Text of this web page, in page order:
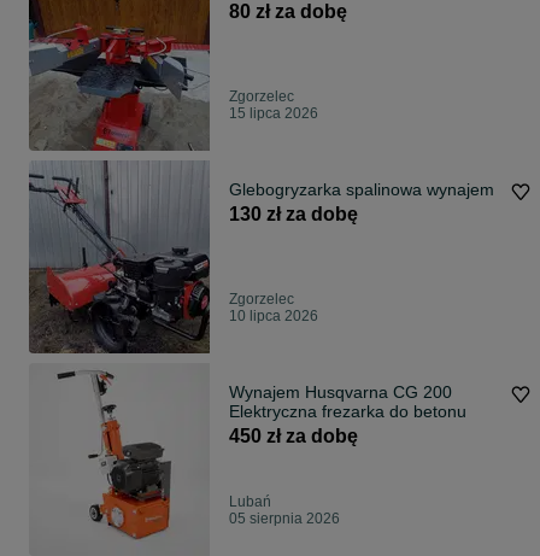
80 zł za dobę
Zgorzelec
15 lipca 2026
Glebogryzarka spalinowa wynajem
130 zł za dobę
Zgorzelec
10 lipca 2026
Wynajem Husqvarna CG 200
Elektryczna frezarka do betonu
450 zł za dobę
Lubań
05 sierpnia 2026